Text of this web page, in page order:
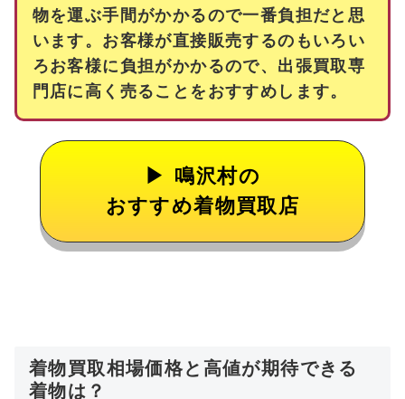
物を運ぶ手間がかかるので一番負担だと思
います。お客様が直接販売するのもいろい
ろお客様に負担がかかるので、出張買取専
門店に高く売ることをおすすめします。
鳴沢村の
おすすめ着物買取店
着物買取相場価格と高値が期待できる
着物は？